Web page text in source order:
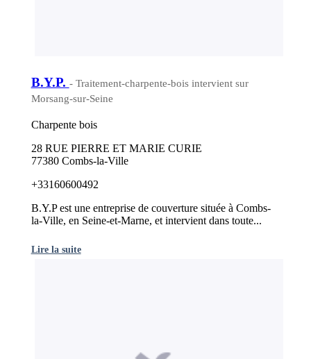
B.Y.P. - Traitement-charpente-bois intervient sur
Morsang-sur-Seine
Charpente bois
28 RUE PIERRE ET MARIE CURIE
77380 Combs-la-Ville
+33160600492
B.Y.P est une entreprise de couverture située à Combs-
la-Ville, en Seine-et-Marne, et intervient dans toute...
Lire la suite